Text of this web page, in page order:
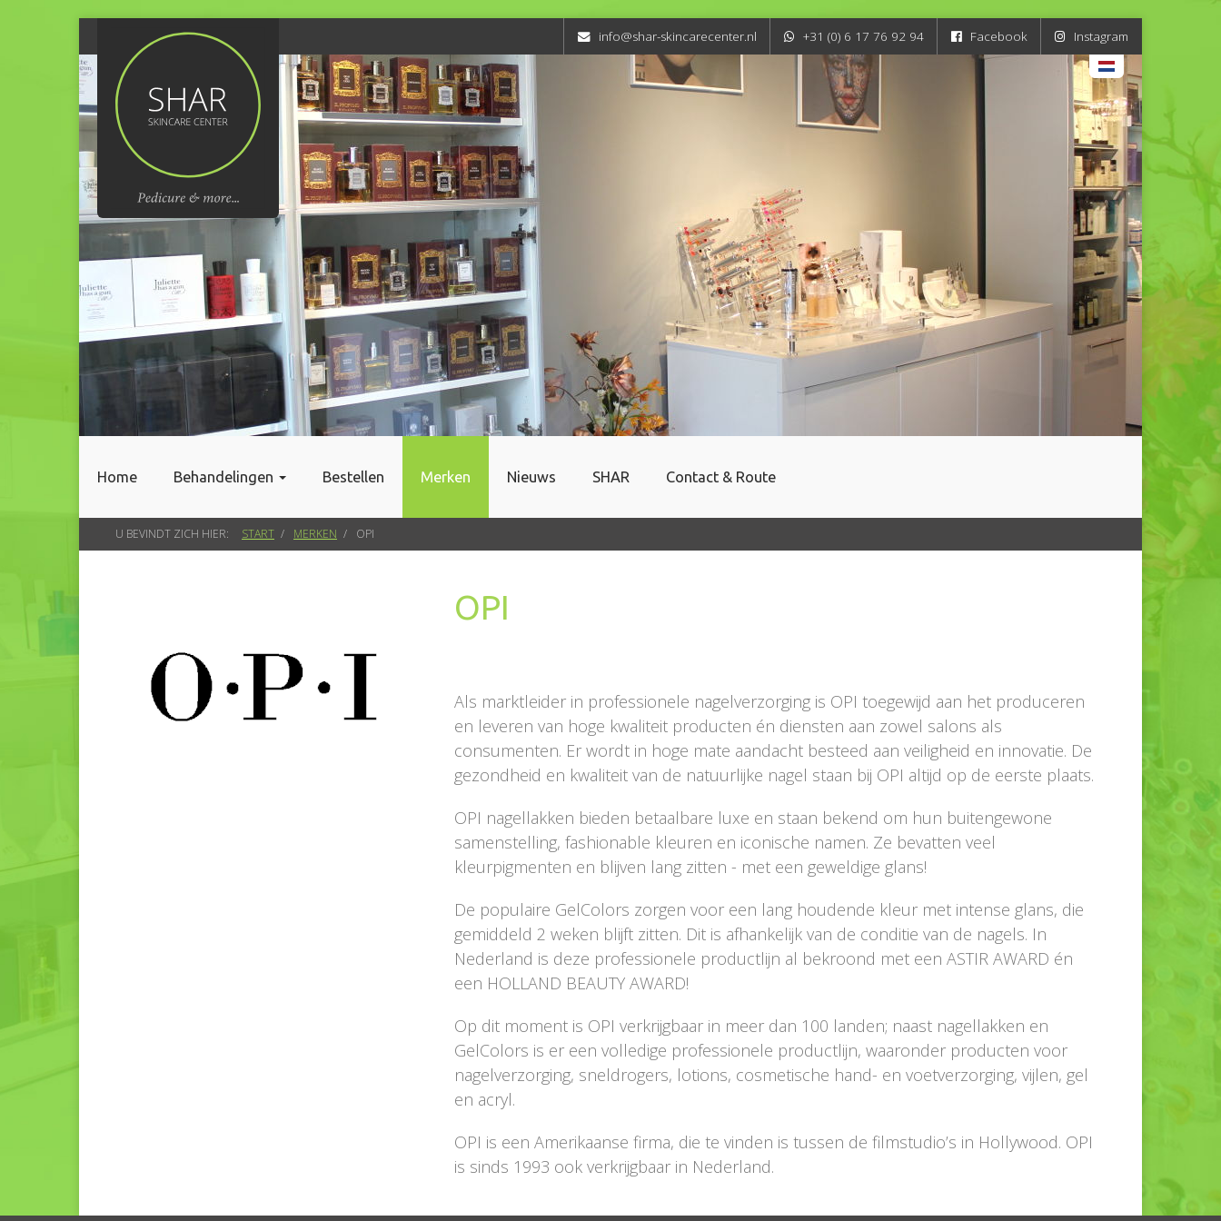
info@shar-skincarecenter.nl +31 (0) 6 17 76 92 94 Facebook Instagram
Home Behandelingen Bestellen Merken Nieuws SHAR Contact & Route
U BEVINDT ZICH HIER: START MERKEN OPI
OPI
Als marktleider in professionele nagelverzorging is OPI toegewijd aan het produceren
en leveren van hoge kwaliteit producten én diensten aan zowel salons als
consumenten. Er wordt in hoge mate aandacht besteed aan veiligheid en innovatie. De
gezondheid en kwaliteit van de natuurlijke nagel staan bij OPI altijd op de eerste plaats.
OPI nagellakken bieden betaalbare luxe en staan bekend om hun buitengewone
samenstelling, fashionable kleuren en iconische namen. Ze bevatten veel
kleurpigmenten en blijven lang zitten - met een geweldige glans!
De populaire GelColors zorgen voor een lang houdende kleur met intense glans, die
gemiddeld 2 weken blijft zitten. Dit is afhankelijk van de conditie van de nagels. In
Nederland is deze professionele productlijn al bekroond met een ASTIR AWARD én
een HOLLAND BEAUTY AWARD!
Op dit moment is OPI verkrijgbaar in meer dan 100 landen; naast nagellakken en
GelColors is er een volledige professionele productlijn, waaronder producten voor
nagelverzorging, sneldrogers, lotions, cosmetische hand- en voetverzorging, vijlen, gel
en acryl.
OPI is een Amerikaanse firma, die te vinden is tussen de filmstudio’s in Hollywood. OPI
is sinds 1993 ook verkrijgbaar in Nederland.